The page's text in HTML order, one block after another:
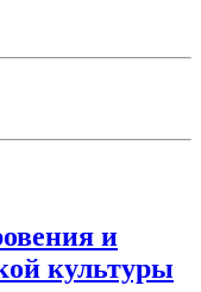
и
культуры